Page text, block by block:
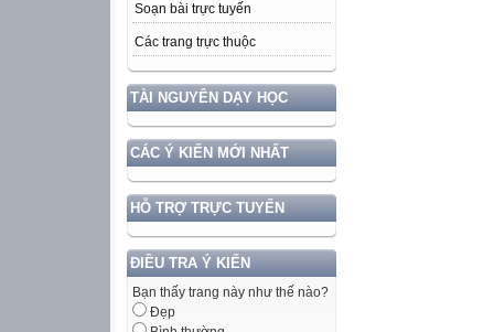
Soạn bài trực tuyến
Các trang trực thuộc
TÀI NGUYÊN DẠY HỌC
CÁC Ý KIẾN MỚI NHẤT
HỖ TRỢ TRỰC TUYẾN
ĐIỀU TRA Ý KIẾN
Bạn thấy trang này như thế nào?
Đẹp